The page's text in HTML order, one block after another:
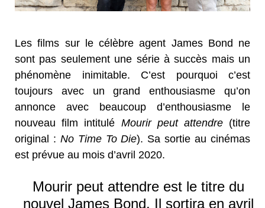
Les films sur le célèbre agent James Bond ne
sont pas seulement une série à succès mais un
phénomène inimitable. C’est pourquoi c’est
toujours avec un grand enthousiasme qu’on
annonce avec beaucoup d’enthousiasme le
nouveau film intitulé Mourir peut attendre(titre
original : No Time To Die). Sa sortie au cinémas
est prévue au mois d’avril 2020.
Mourir peut attendre est le titre du
nouvel James Bond. Il sortira en avril